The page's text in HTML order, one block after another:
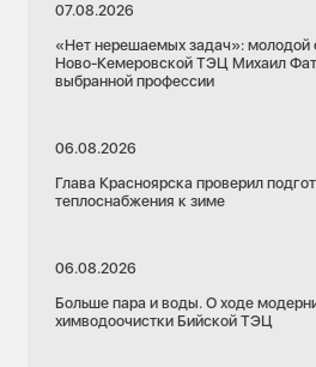
07.08.2026
«Нет нерешаемых задач»: молодой
Ново-Кемеровской ТЭЦ Михаил
выбранной профессии
06.08.2026
Глава Красноярска проверил
теплоснабжения к зиме
06.08.2026
Больше пара и воды. О ходе
химводоочистки Бийской ТЭЦ